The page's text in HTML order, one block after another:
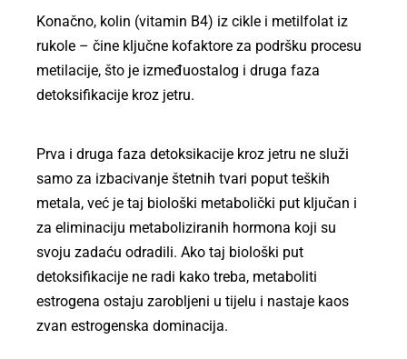
Konačno, kolin (vitamin B4) iz cikle i metilfolat iz
rukole – čine ključne kofaktore za podršku procesu
metilacije, što je izmeđuostalog i druga faza
detoksifikacije kroz jetru.
Prva i druga faza detoksikacije kroz jetru ne služi
samo za izbacivanje štetnih tvari poput teških
metala, već je taj biološki metabolički put ključan i
za eliminaciju metaboliziranih hormona koji su
svoju zadaću odradili. Ako taj biološki put
detoksifikacije ne radi kako treba, metaboliti
estrogena ostaju zarobljeni u tijelu i nastaje kaos
zvan estrogenska dominacija.